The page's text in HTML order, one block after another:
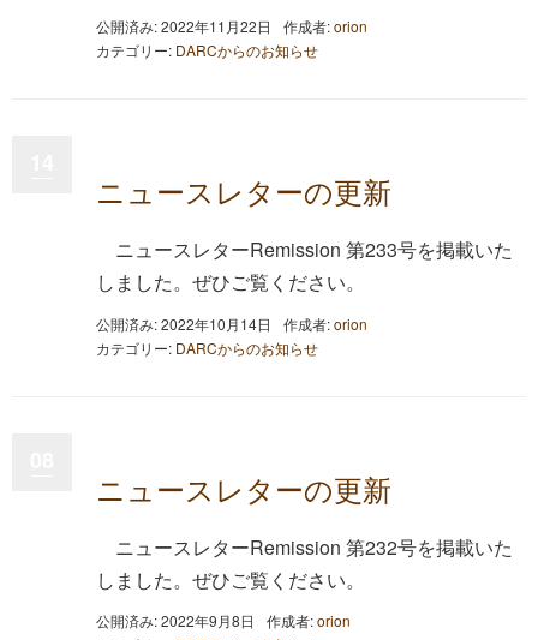
公開済み: 2022年11月22日 作成者:orion
カテゴリー: DARCからのお知らせ
ニュースレターの更新
ニュースレターRemission 第233号を掲載いた
しました。ぜひご覧ください。
公開済み: 2022年10月14日 作成者:orion
カテゴリー: DARCからのお知らせ
ニュースレターの更新
ニュースレターRemission 第232号を掲載いた
しました。ぜひご覧ください。
公開済み: 2022年9月8日 作成者:orion